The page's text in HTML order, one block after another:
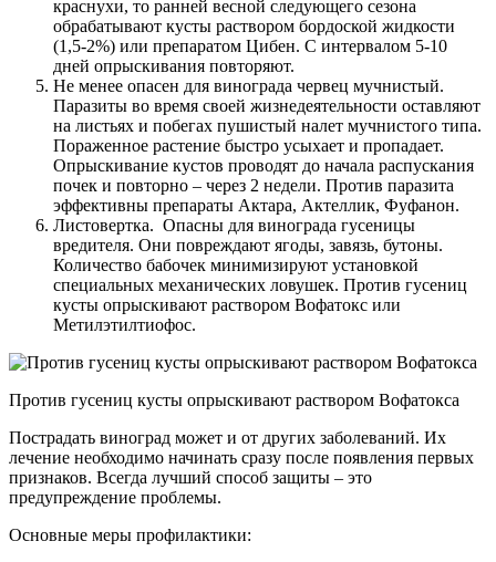
краснухи, то ранней весной следующего сезона
обрабатывают кусты раствором бордоской жидкости
(1,5-2%) или препаратом Цибен. С интервалом 5-10
дней опрыскивания повторяют.
Не менее опасен для винограда червец мучнистый.
Паразиты во время своей жизнедеятельности оставляют
на листьях и побегах пушистый налет мучнистого типа.
Пораженное растение быстро усыхает и пропадает.
Опрыскивание кустов проводят до начала распускания
почек и повторно – через 2 недели. Против паразита
эффективны препараты Актара, Актеллик, Фуфанон.
Листовертка. Опасны для винограда гусеницы
вредителя. Они повреждают ягоды, завязь, бутоны.
Количество бабочек минимизируют установкой
специальных механических ловушек. Против гусениц
кусты опрыскивают раствором Вофатокс или
Метилэтилтиофос.
Против гусениц кусты опрыскивают раствором Вофатокса
Пострадать виноград может и от других заболеваний. Их
лечение необходимо начинать сразу после появления первых
признаков. Всегда лучший способ защиты – это
предупреждение проблемы.
Основные меры профилактики: